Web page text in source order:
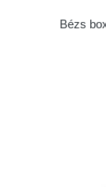
Bézs